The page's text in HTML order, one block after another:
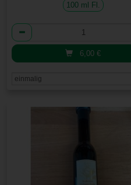
100 ml Fl.
Anzahl
6,00€